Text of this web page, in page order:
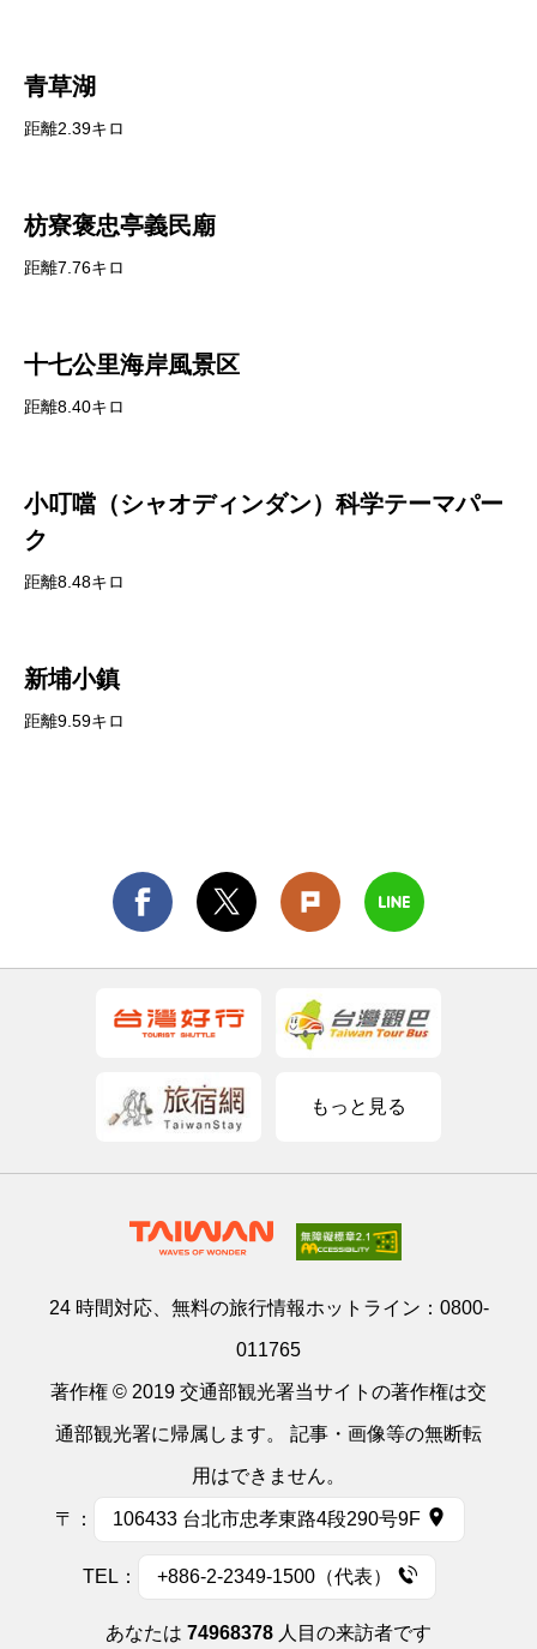
青草湖
距離2.39キロ
枋寮褒忠亭義民廟
距離7.76キロ
十七公里海岸風景区
距離8.40キロ
小叮噹（シャオディンダン）科学テーマパー
ク
距離8.48キロ
新埔小鎮
距離9.59キロ
もっと見る
24 時間対応、無料の旅行情報ホットライン： 0800-
011765
著作権 © 2019 交通部観光署当サイトの著作権は交
通部観光署に帰属します。 記事・画像等の無断転
用はできません。
〒： 106433 台北市忠孝東路4段290号9F
TEL： +886-2-2349-1500（代表）
あなたは 74968378 人目の来訪者です